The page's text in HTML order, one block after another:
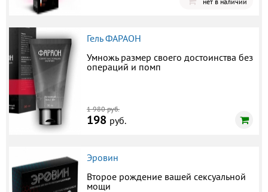
Гель ФАРАОН
Умножь размер своего достоинства без
операций и помп
1 980 руб.
198 руб.
Эровин
Второе рождение вашей сексуальной
мощи